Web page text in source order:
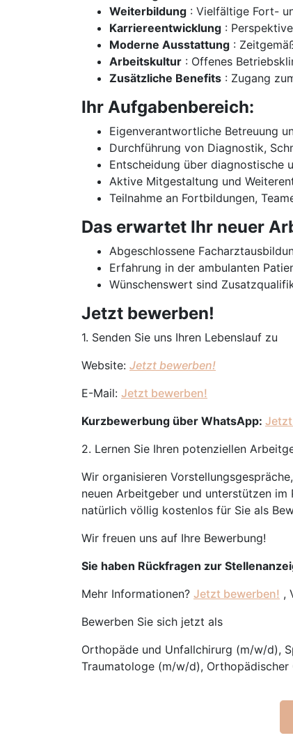
Weiterbildung : Vielfältige Fort-
Karriereentwicklung :
Moderne Ausstattung :
Arbeitskultur : Offenes
Zusätzliche Benefits : Zugang
Ihr Aufgabenbereich:
Eigenverantwortliche Betreuung
Durchführung von Diagnostik,
Entscheidung über diagnostische
Aktive Mitgestaltung und
Teilnahme an Fortbildungen,
Das erwartet Ihr neuer
Abgeschlossene
Erfahrung in der ambulanten
Wünschenswert sind
Jetzt bewerben!
1. Senden Sie uns Ihren Lebenslauf zu
Website: Jetzt bewerben!
E-Mail: Jetzt bewerben!
Kurzbewerbung über WhatsApp:
2. Lernen Sie Ihren potenziellen
Wir organisieren
neuen Arbeitgeber und unterstützen
natürlich völlig kostenlos für Sie als
Wir freuen uns auf Ihre Bewerbung!
Sie haben Rückfragen zur
Mehr Informationen? Jetzt bewerben! ,
Bewerben Sie sich jetzt als
Orthopäde und Unfallchirurg (m/w/d),
Traumatologe (m/w/d),